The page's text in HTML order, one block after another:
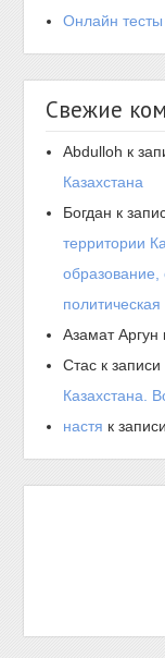
Онлайн
Свежие
Abdulloh к
Казахстана
Богдан к
территории
образование,
Азамат Аргун
Стас к записи
Казахстана.
настя к записи